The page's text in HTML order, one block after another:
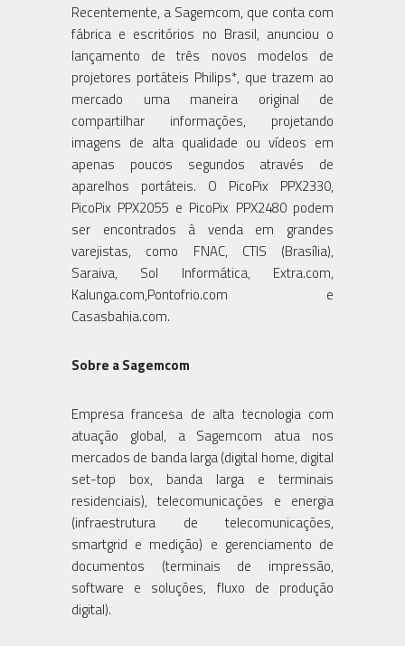
Recentemente, a Sagemcom, que conta com
fábrica e escritórios no Brasil, anunciou o
lançamento de três novos modelos de
projetores portáteis Philips*, que trazem ao
mercado uma maneira original de
compartilhar informações, projetando
imagens de alta qualidade ou vídeos em
apenas poucos segundos através de
aparelhos portáteis. O PicoPix PPX2330,
PicoPix PPX2055 e PicoPix PPX2480 podem
ser encontrados à venda em grandes
varejistas, como FNAC, CTIS (Brasília),
Saraiva, Sol Informática, Extra.com,
Kalunga.com,Pontofrio.com e
Casasbahia.com.
Sobre a Sagemcom
Empresa francesa de alta tecnologia com
atuação global, a Sagemcom atua nos
mercados de banda larga (digital home, digital
set-top box, banda larga e terminais
residenciais), telecomunicações e energia
(infraestrutura de telecomunicações,
smartgrid e medição) e gerenciamento de
documentos (terminais de impressão,
software e soluções, fluxo de produção
digital).